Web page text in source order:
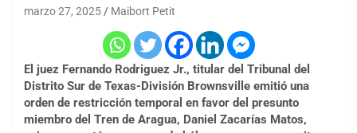
marzo 27, 2025 Maibort Petit
El juez Fernando Rodriguez Jr., titular del Tribunal del
Distrito Sur de Texas-División Brownsville emitió una
orden de restricción temporal en favor del presunto
miembro del Tren de Aragua, Daniel Zacarías Matos,